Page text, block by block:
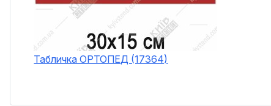
Табличка ОРТОПЕД (17364)